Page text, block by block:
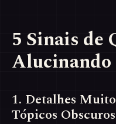
5 Sinais de
Alucinando
1. Detalhes
Tópicos Obscuros